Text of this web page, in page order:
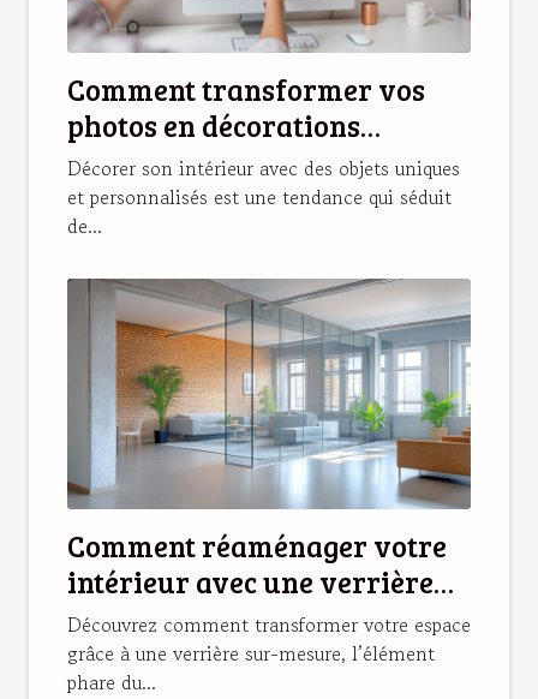
Comment transformer vos
photos en décorations
magnétiques originales ?
Décorer son intérieur avec des objets uniques
et personnalisés est une tendance qui séduit
de...
Comment réaménager votre
intérieur avec une verrière
sur-mesure ?
Découvrez comment transformer votre espace
grâce à une verrière sur-mesure, l’élément
phare du...